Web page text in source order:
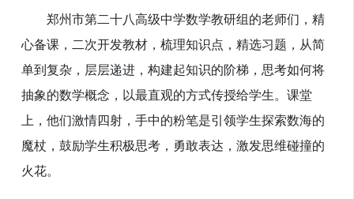
郑州市第二十八高级中学数学教研组的老师们，精
心备课，二次开发教材，梳理知识点，精选习题，从简
单到复杂，层层递进，构建起知识的阶梯，思考如何将
抽象的数学概念，以最直观的方式传授给学生。课堂
上，他们激情四射，手中的粉笔是引领学生探索数海的
魔杖，鼓励学生积极思考，勇敢表达，激发思维碰撞的
火花。